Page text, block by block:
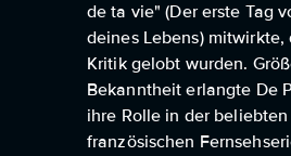
de ta vie" (Der erste Tag
deines Lebens) mitwirkte,
Kritik gelobt wurden.
Bekanntheit erlangte De
ihre Rolle in der beliebten
französischen